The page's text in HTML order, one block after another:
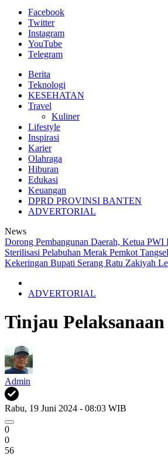
Facebook
Twitter
Instagram
YouTube
Telegram
Berita
Teknologi
KESEHATAN
Travel
Kuliner
Lifestyle
Inspirasi
Karier
Olahraga
Hiburan
Edukasi
Keuangan
DPRD PROVINSI BANTEN
ADVERTORIAL
News
Dorong Pembangunan Daerah, Ketua
Sterilisasi Pelabuhan Merak Pemkot
Kekeringan Bupati Serang Ratu Zakiyah
ADVERTORIAL
Tinjau
Admin
Rabu, 19 Juni 2024 - 08:03 WIB
0
0
56